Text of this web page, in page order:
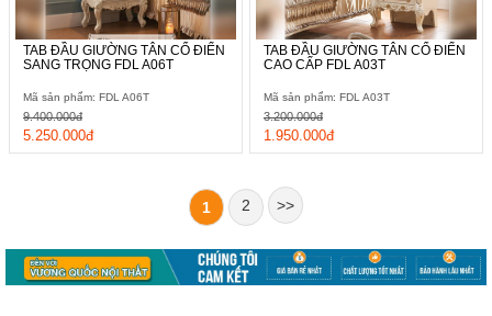
TAB ĐẦU GIƯỜNG TÂN CỔ ĐIỂN
SANG TRỌNG FDL A06T
Mã sản phẩm: FDL A06T
5.250.000đ
9.400.000đ
TAB ĐẦU GIƯỜNG TÂN CỔ ĐIỂN
CAO CẤP FDL A03T
Mã sản phẩm: FDL A03T
1.950.000đ
3.200.000đ
1 2 >>